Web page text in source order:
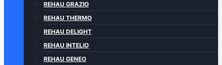
REHAU GRAZIO
REHAU THERMO
REHAU DELIGHT
REHAU INTELIO
REHAU GENEO